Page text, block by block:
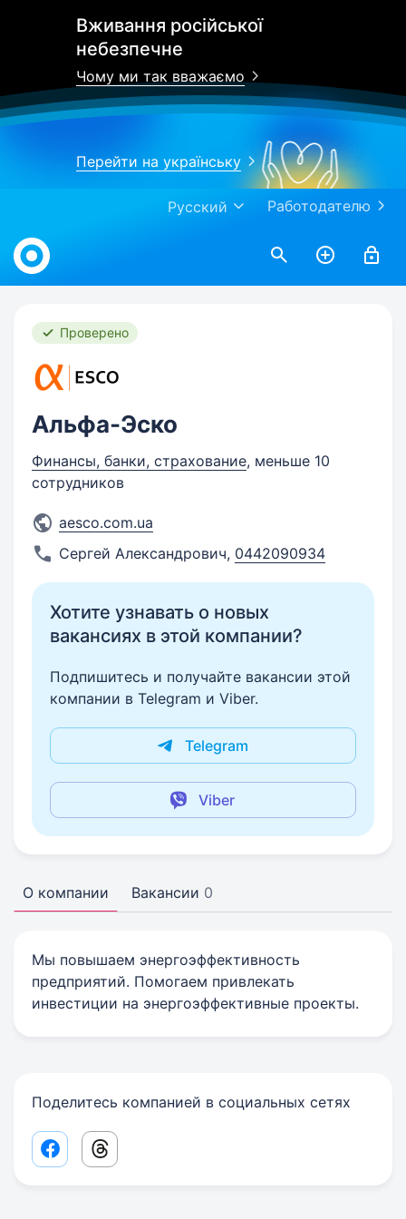
Вживання російської
небезпечне
Чому ми так вважаємо
Перейти на українську
Работодателю
Русский
Work.ua
Проверено
Альфа-Эско
Финансы, банки, страхование, меньше 10
сотрудников
aesco.com.ua
Сергей Александрович, 0442090934
Хотите узнавать о новых
вакансиях в этой компании?
Подпишитесь и получайте вакансии этой
компании в Telegram и Viber.
Telegram
Viber
О компании Вакансии 0
Мы повышаем энергоэффективность
предприятий. Помогаем привлекать
инвестиции на энергоэффективные проекты.
Поделитесь компанией в социальных сетях
Facebook share link
Threads share link